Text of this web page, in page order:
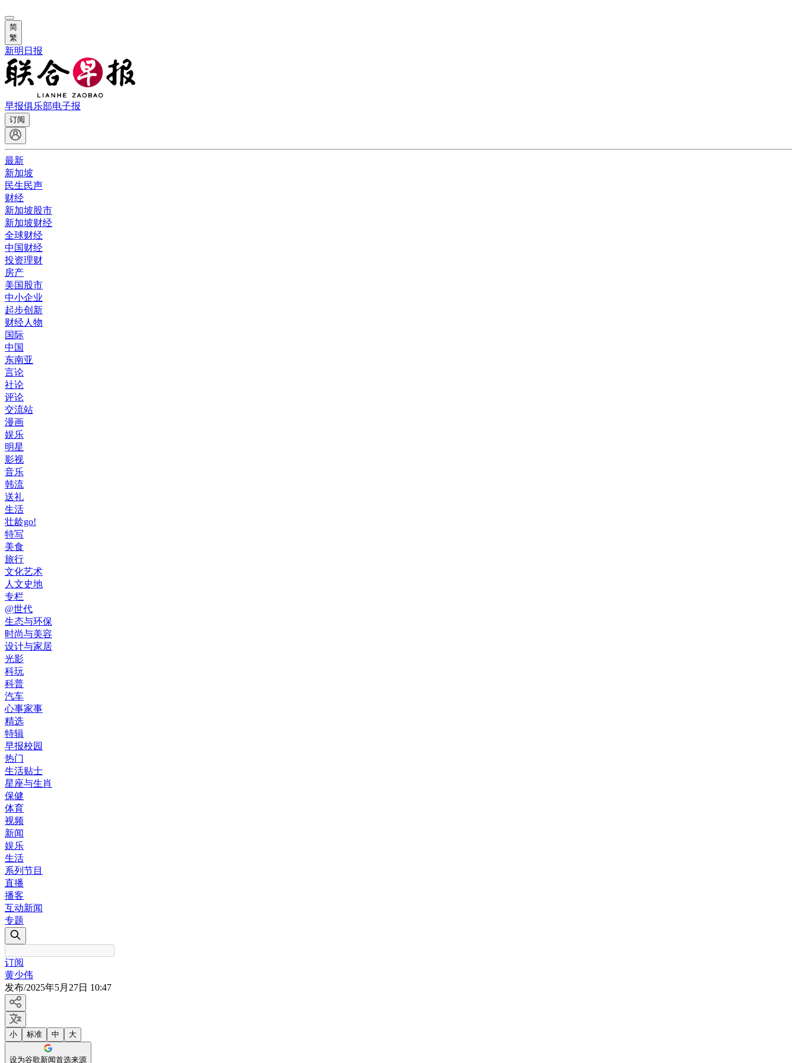
简
繁
新明日报
早报俱乐部电子报
订阅
最新
新加坡
民生民声
财经
新加坡股市
新加坡财经
全球财经
中国财经
投资理财
房产
美国股市
中小企业
起步创新
财经人物
国际
中国
东南亚
言论
社论
评论
交流站
漫画
娱乐
明星
影视
音乐
韩流
送礼
生活
壮龄go!
特写
美食
旅行
文化艺术
人文史地
专栏
@世代
生态与环保
时尚与美容
设计与家居
光影
科玩
科普
汽车
心事家事
精选
特辑
早报校园
热门
生活贴士
星座与生肖
保健
体育
视频
新闻
娱乐
生活
系列节目
直播
播客
互动新闻
专题
订阅
黄少伟
发布/2025年5月27日 10:47
小 标准 中 大
设为谷歌新闻首选来源